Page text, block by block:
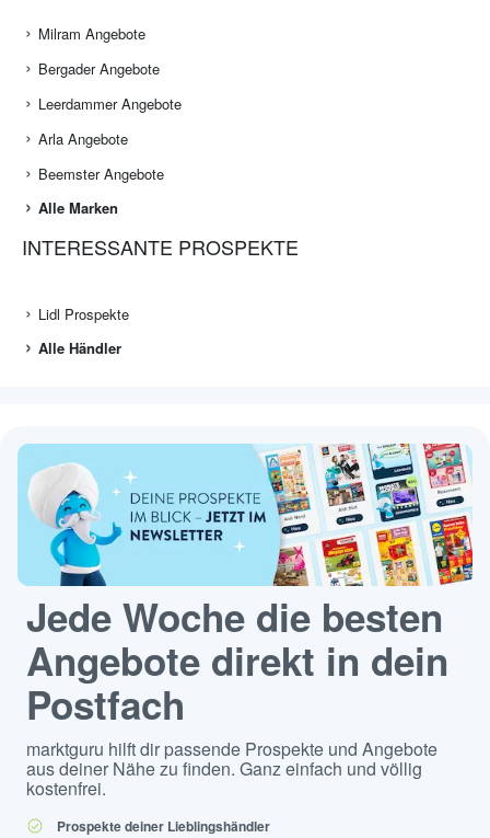
Milram Angebote
Bergader Angebote
Leerdammer Angebote
Arla Angebote
Beemster Angebote
Alle Marken
INTERESSANTE PROSPEKTE
Lidl Prospekte
Alle Händler
Jede Woche die besten
Angebote direkt in dein
Postfach
marktguru hilft dir passende Prospekte und Angebote
aus deiner Nähe zu finden. Ganz einfach und völlig
kostenfrei.
Prospekte deiner Lieblingshändler